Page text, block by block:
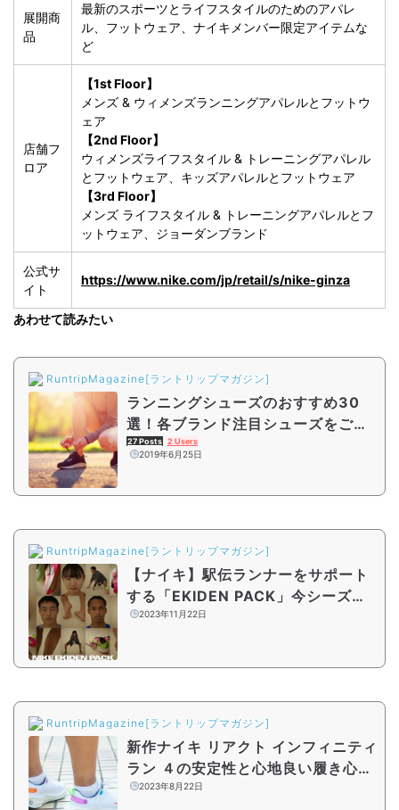
展開商
品
最新のスポーツとライフスタイルのためのアパレ
ル、フットウェア、ナイキメンバー限定アイテムな
ど
店舗フ
ロア
【1st Floor】
メンズ & ウィメンズランニングアパレルとフットウ
ェア
【2nd Floor】
ウィメンズライフスタイル & トレーニングアパレル
とフットウェア、キッズアパレルとフットウェア
【3rd Floor】
メンズ ライフスタイル & トレーニングアパレルとフ
ットウェア、ジョーダンブランド
公式サ
イト
https://www.nike.com/jp/retail/s/nike-ginza
あわせて読みたい
RuntripMagazine[ラントリップマガジン]
ランニングシューズのおすすめ30
選！各ブランド注目シューズをご紹
介
27 Posts 2 Users
2019年6月25日
RuntripMagazine[ラントリップマガジン]
【ナイキ】駅伝ランナーをサポート
する「EKIDEN PACK」今シーズン
も登場
2023年11月22日
RuntripMagazine[ラントリップマガジン]
新作ナイキ リアクト インフィニティ
ラン ４の安定性と心地良い履き心地
を名古屋のランナーがリポート！
2023年8月22日